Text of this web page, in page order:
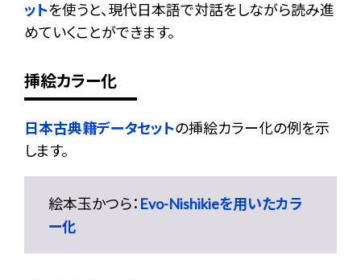
ットを使うと、現代日本語で対話をしながら読み進
めていくことができます。
挿絵カラー化
日本古典籍データセットの挿絵カラー化の例を示
します。
絵本玉かつら： Evo-Nishikieを用いたカラ
ー化